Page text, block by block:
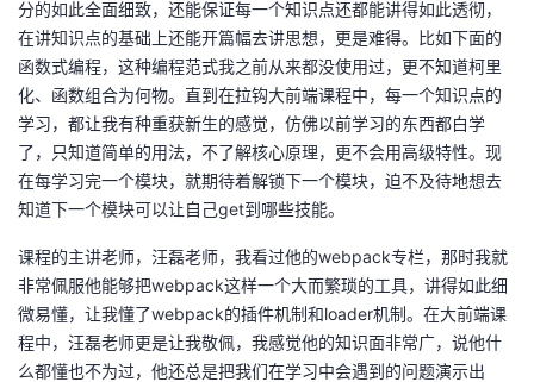
发
者
我
的
客
我
论
坛
的
圈
我
的我
分的如此全面细致，还能保证每一个知识点还都能讲得如此透彻，
在讲知识点的基础上还能开篇幅去讲思想，更是难得。比如下面的
函数式编程，这种编程范式我之前从来都没使用过，更不知道柯里
化、函数组合为何物。直到在拉钩大前端课程中，每一个知识点的
学习，都让我有种重获新生的感觉，仿佛以前学习的东西都白学
了，只知道简单的用法，不了解核心原理，更不会用高级特性。现
在每学习完一个模块，就期待着解锁下一个模块，迫不及待地想去
知道下一个模块可以让自己get到哪些技能。
课程的主讲老师，汪磊老师，我看过他的webpack专栏，那时我就
非常佩服他能够把webpack这样一个大而繁琐的工具，讲得如此细
微易懂，让我懂了webpack的插件机制和loader机制。在大前端课
程中，汪磊老师更是让我敬佩，我感觉他的知识面非常广，说他什
么都懂也不为过，他还总是把我们在学习中会遇到的问题演示出